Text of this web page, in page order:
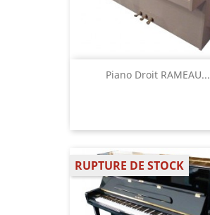
Piano Droit RAMEAU...
RUPTURE DE STOCK